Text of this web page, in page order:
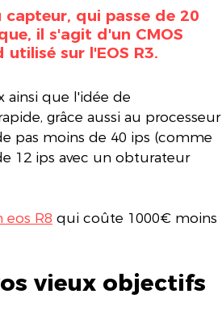
qui passe de 20
il s'agit d'un CMOS
sur l'EOS R3.
ainsi que l'idée de
grâce aussi au processeur
pas moins de 40 ips (comme
12 ips avec un obturateur
eos R8 qui coûte 1000€ moins
vieux objectifs